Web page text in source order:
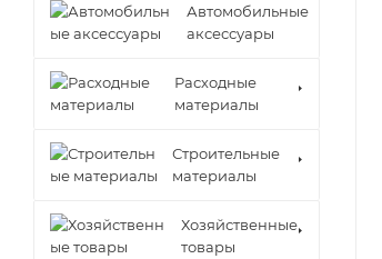
Автомобильные
аксессуары
Расходные
материалы
Строительные
материалы
Хозяйственные
товары